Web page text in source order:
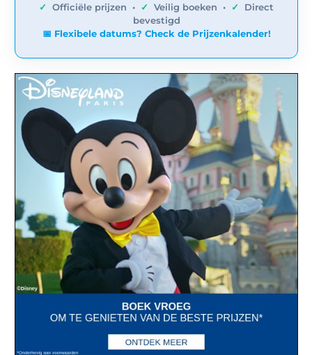
✓ Officiële prijzen • ✓ Veilig boeken • ✓
Direct
bevestigd
📅 Flexibele datums? Check de Prijzenkalender!